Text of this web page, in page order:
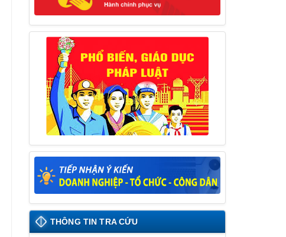
tịch Hội đồng nhân dân huyện (Từ ngày
10/3/2025 – 14/3/2025)
10/03/2025
Thông báo tổ chức thực hiện Cưỡng chế
buộc thực hiện biện pháp khắc phục hậu quả
trong lĩnh vực đất đai
17/06/2025
Thông báo đăng ký tiếp công dân định
kỳ đợt 01 tháng 6/2025 của Chủ tịch UBND
huyện
Lịch tiếp công dân định kỳ đợt 1 tháng
5/2025 của Chủ tịch UBND huyện
09/05/2025
THÔNG TIN TRA CỨU